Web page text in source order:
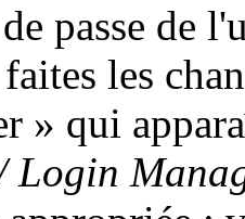
passe de
les
» qui
Login